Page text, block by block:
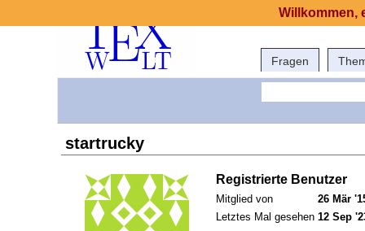
Fragen
startrucky
Registrierte Benutzer
Mitglied von
26 Mär
Letztes Mal gesehen 12 Sep
Willkommen,